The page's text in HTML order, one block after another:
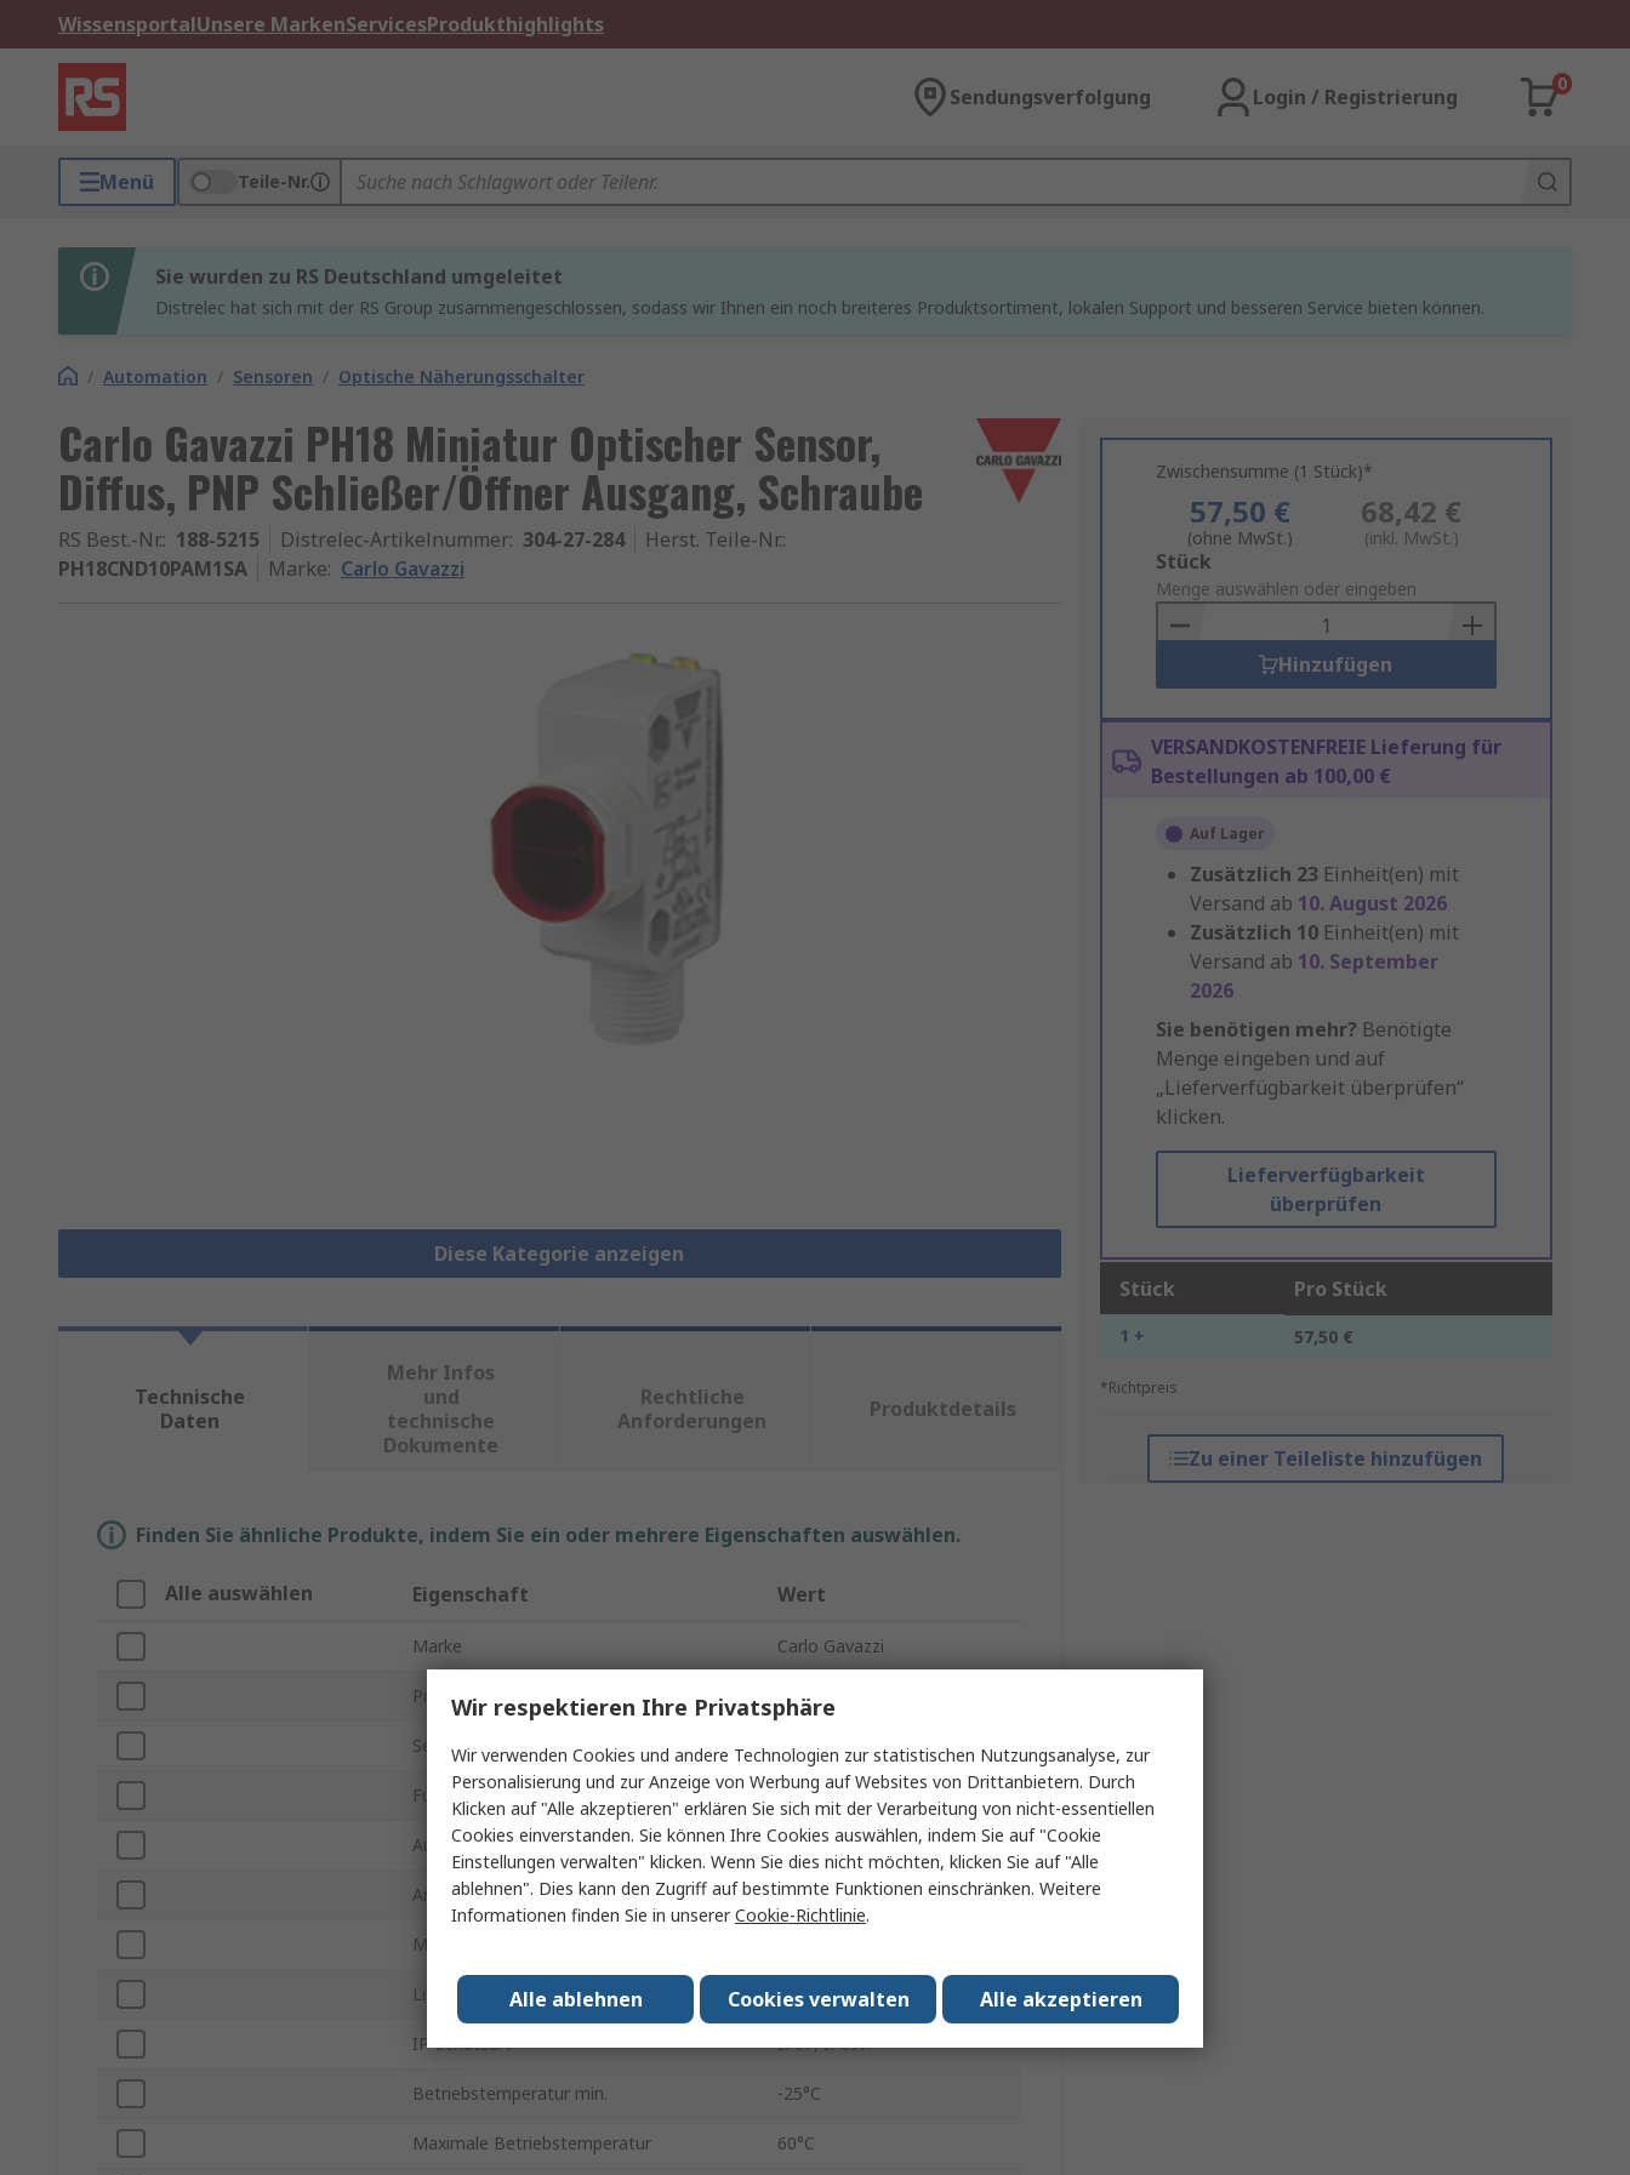
WissensportalUnsere MarkenServicesProdukthighlights
Sendungsverfolgung Login / Registrierung
0
Menü Teile-Nr.
Sie wurden zu RS Deutschland umgeleitet
Distrelec hat sich mit der RS Group zusammengeschlossen, sodass wir Ihnen ein noch breiteres Produktsortiment, lokalen Support und besseren Service bieten können.
/ Automation / Sensoren / Optische Näherungsschalter
Carlo Gavazzi PH18 Miniatur Optischer Sensor,
Diffus, PNP Schließer/Öffner Ausgang, Schraube
RS Best.-Nr.: 188-5215 Distrelec-Artikelnummer: 304-27-284 Herst. Teile-Nr.:
PH18CND10PAM1SA
Marke: Carlo Gavazzi
Diese Kategorie anzeigen
Zwischensumme (1 Stück)*
57,50 €
(ohne MwSt.)
68,42 €
(inkl. MwSt.)
Add
to
Basket
Stück
Menge auswählen oder eingeben
Hinzufügen
VERSANDKOSTENFREIE Lieferung für
Bestellungen ab 100,00 €
Auf Lager
Zusätzlich 23 Einheit(en) mit
Versand ab 10. August 2026
Zusätzlich 10 Einheit(en) mit
Versand ab 10. September
2026
Sie benötigen mehr? Benötigte
Menge eingeben und auf
„Lieferverfügbarkeit überprüfen“
klicken.
Lieferverfügbarkeit
überprüfen
Stück Pro Stück
1 + 57,50 €
*Richtpreis
Zu einer Teileliste hinzufügen
Technische
Daten
Mehr Infos
und
technische
Dokumente
Rechtliche
Anforderungen
Produktdetails
Finden Sie ähnliche Produkte, indem Sie ein oder mehrere Eigenschaften auswählen.
Alle auswählen Eigenschaft Wert
Marke Carlo Gavazzi
Produkt Typ Optischer Sensor
Sensorbauart Miniatur
Funktionsprinzip Diffus
Ausgangstyp PNP Schließer/Öffner
Anschlusstyp Schraube
Maximale DC Spannung
Lichtquelle LED
IP-Schutzart IP67, IP69K
Betriebstemperatur min. -25°C
Maximale Betriebstemperatur 60°C
Wir respektieren Ihre Privatsphäre
Wir verwenden Cookies und andere Technologien zur statistischen Nutzungsanalyse, zur
Personalisierung und zur Anzeige von Werbung auf Websites von Drittanbietern. Durch
Klicken auf "Alle akzeptieren" erklären Sie sich mit der Verarbeitung von nicht-essentiellen
Cookies einverstanden. Sie können Ihre Cookies auswählen, indem Sie auf "Cookie
Einstellungen verwalten" klicken. Wenn Sie dies nicht möchten, klicken Sie auf "Alle
ablehnen". Dies kann den Zugriff auf bestimmte Funktionen einschränken. Weitere
Informationen finden Sie in unsererCookie-Richtlinie.
Alle akzeptieren
Cookies verwalten
Alle ablehnen